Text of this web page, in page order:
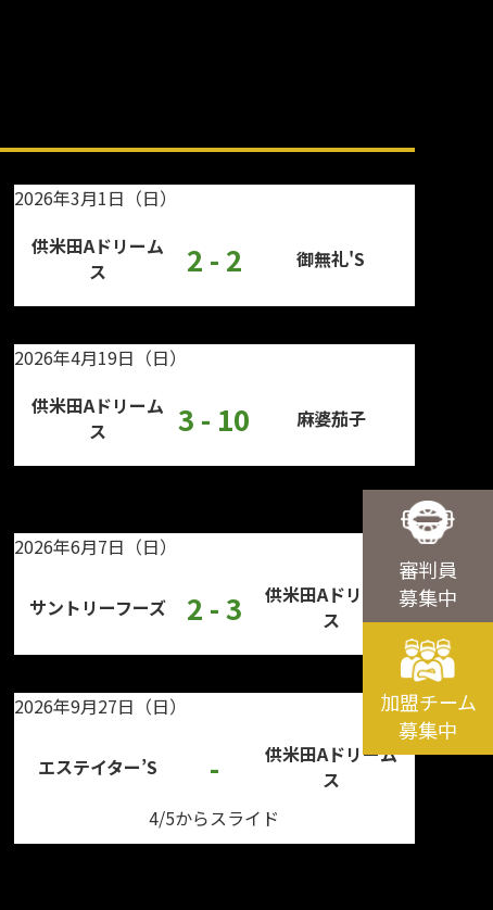
2026年3月1日（日）
供米田Aドリーム
ス
2 - 2 御無礼'S
2026年4月19日（日）
供米田Aドリーム
ス
3 - 10 麻婆茄子
2026年6月7日（日）
サントリーフーズ 2 - 3
供米田Aドリーム
ス
2026年9月27日（日）
エステイター’S -
供米田Aドリーム
ス
4/5からスライド
審判員
募集中
加盟チーム
募集中